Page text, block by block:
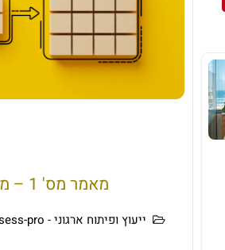
מאמר מס' 1 – מיפוי תהליכים ארגוניים (Process Mapping)
ייעוץ ופיתוח ארגוני - Succsess-pro